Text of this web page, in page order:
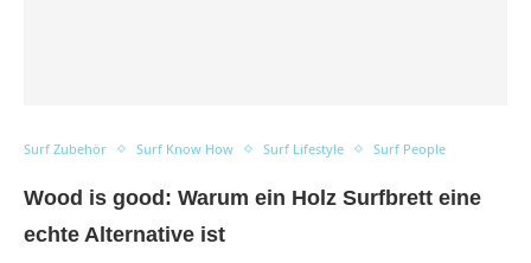
Surf Zubehör Surf Know How Surf Lifestyle Surf People
Wood is good: Warum ein Holz Surfbrett eine
echte Alternative ist